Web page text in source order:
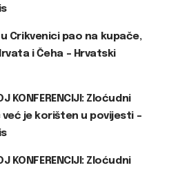
Crikvenici pao na kupače,
i Čeha – Hrvatski
KONFERENCIJI: Zloćudni
je korišten u povijesti –
KONFERENCIJI: Zloćudni